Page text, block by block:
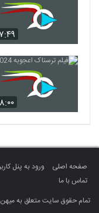
صفحه اصلی ورود به پنل
تماس با ما
تمام حقوق سایت متعلق به